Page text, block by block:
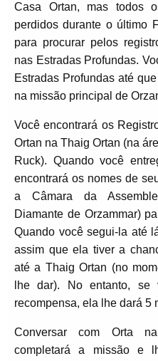
Casa Ortan, mas todos
perdidos durante o último
para procurar pelos
nas Estradas Profundas.
Estradas Profundas até
na missão principal de
Você encontrará os
Ortan na Thaig Ortan (na
Ruck). Quando você
encontrará os nomes de
a Câmara da
Diamante de Orzammar)
Quando você segui-la até
assim que ela tiver a
até a Thaig Ortan (no
lhe dar). No entanto, se
recompensa, ela lhe dará 5
Conversar com Orta
completará a missão e